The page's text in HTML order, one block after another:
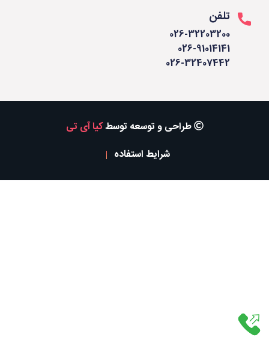
تلفن
026-32203200
026-91014141
026-32407442
طراحی و توسعه توسطکیا آی تی
شرایط استفاده